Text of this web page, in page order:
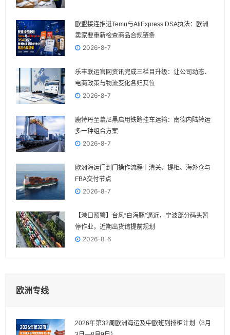
欧盟接连推进Temu与AliExpress DSA执法：欧洲
卖家要重新检查商品合规链条
2026-8-7
乐丰联运官网资讯完成三栏目升级：让公司动态、
电商政策与物流变化各归其位
2026-8-7
鹿特丹至慕尼黑启用铁路挂车运输：南德内陆转运
多一种组合方案
2026-8-7
欧洲海运门到门操作流程｜清关、提柜、海外仓与
FBA交付节点
2026-8-7
【港口预警】台风“白海豚”逼近，宁波部分码头暂
停作业，近期出货请提前规划
2026-8-6
欧洲专线
2026年第32周欧洲海运及中欧班列排柜计划（8月